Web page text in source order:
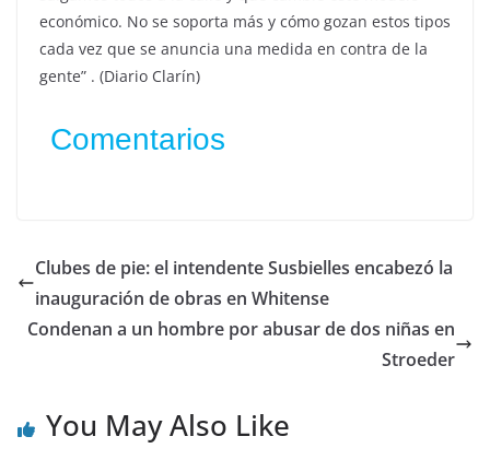
económico. No se soporta más y cómo gozan estos tipos
cada vez que se anuncia una medida en contra de la
gente” . (Diario Clarín)
Comentarios
Clubes de pie: el intendente Susbielles encabezó la
inauguración de obras en Whitense
Condenan a un hombre por abusar de dos niñas en
Stroeder
You May Also Like